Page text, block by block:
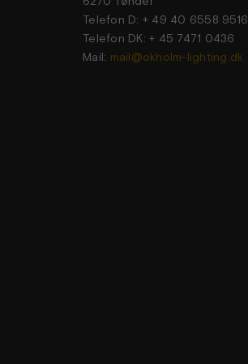
Telefon D: + 49 40 6558 9516
Telefon DK: + 45 7471 0436
Mail: mail@okholm-lighting.dk